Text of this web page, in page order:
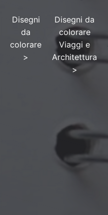
Disegni
da
colorare
>
Disegni da
colorare
Viaggi e
Architettura
>